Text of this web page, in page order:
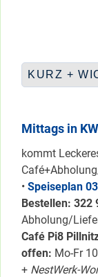
KURZ +
Mittags in
kommt
• Speiseplan
Bestellen: 322
Abholung/
Café Pi8
offen: Mo-Fr
+ NestWerk-